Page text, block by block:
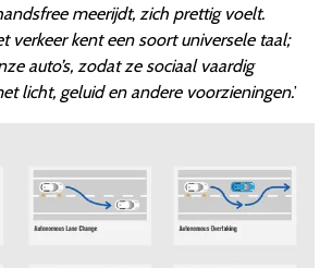
meerijdt, zich prettig voelt.
verkeer kent een soort universele taal;
auto’s, zodat ze sociaal vaardig
licht, geluid en andere voorzieningen.’